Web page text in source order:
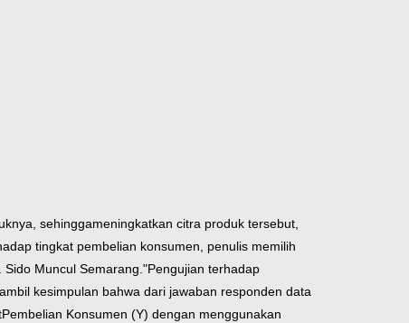
sehinggameningkatkan citra produk tersebut,
tingkat pembelian konsumen, penulis memilih
Sido Muncul Semarang."Pengujian terhadap
kesimpulan bahwa dari jawaban responden data
Pembelian Konsumen (Y) dengan menggunakan